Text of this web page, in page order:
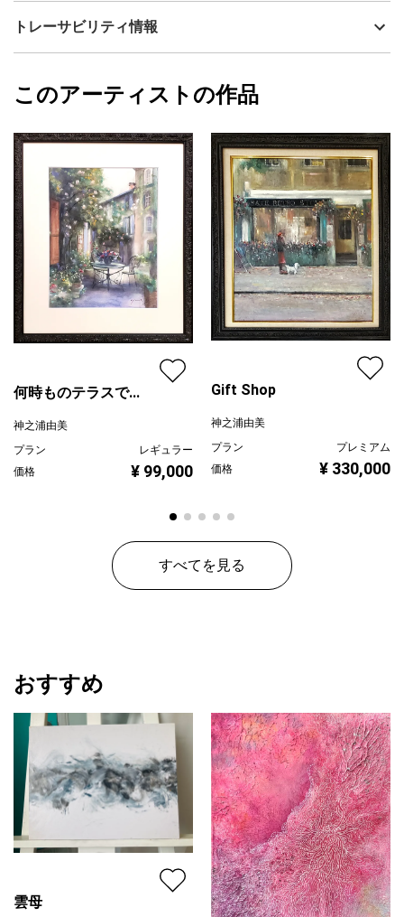
油彩
カラー
ホワイト
配送目安
二週間以内
ルドのフレーム付き。作品の保護にも災害時にも安心の前面UVカ
神之浦由美
フォローする
トレーサビリティ情報
神之浦由美
このアーティストの作品
何時ものテラスで...
神之浦由美
プラン
レギュラー
価格
¥ 99,000
Gift Shop
神之浦由美
プラン
プレミアム
価格
¥ 330,000
すべてを見る
おすすめ
雲母